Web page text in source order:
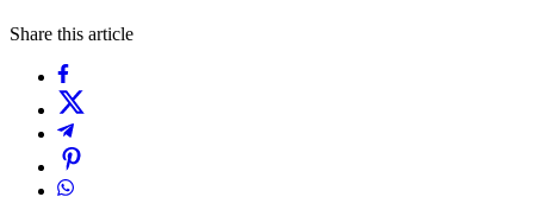
Share this article